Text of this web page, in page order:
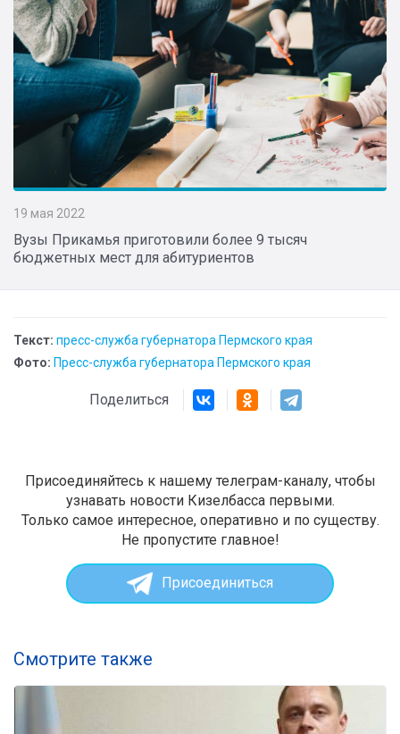
19 мая 2022
Вузы Прикамья приготовили более 9 тысяч
бюджетных мест для абитуриентов
Текст: пресс-служба губернатора Пермского края
Фото: Пресс-служба губернатора Пермского края
Поделиться
Присоединяйтесь к нашему телеграм-каналу, чтобы
узнавать новости Кизелбасса первыми.
Только самое интересное, оперативно и по существу.
Не пропустите главное!
Присоединиться
Смотрите также